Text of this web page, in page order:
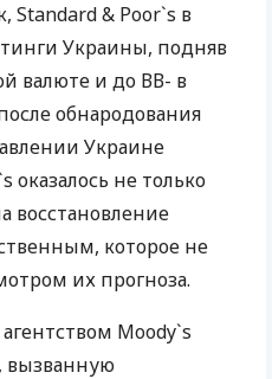
Standard & Poor`s в
Украины, подняв
валюте и до ВВ- в
обнародования
Украине
оказалось не только
восстановление
которое не
их прогноза.
Moody`s
вызванную